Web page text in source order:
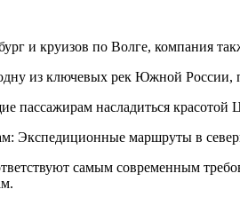
и круизов по Волге, компания
из ключевых рек Южной России,
пассажирам насладиться красотой
Экспедиционные маршруты в
самым современным